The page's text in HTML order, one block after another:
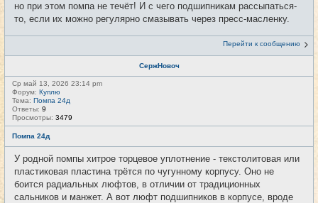
но при этом помпа не течёт! И с чего подшипникам рассыпаться-
то, если их можно регулярно смазывать через пресс-масленку.
Перейти к сообщению
СержНовоч
Ср май 13, 2026 23:14 pm
Форум: Куплю
Тема: Помпа 24д
Ответы: 9
Просмотры: 3479
Помпа 24д
У родной помпы хитрое торцевое уплотнение - текстолитовая или
пластиковая пластина трётся по чугунному корпусу. Оно не
боится радиальных люфтов, в отличии от традиционных
сальников и манжет. А вот люфт подшипников в корпусе, вроде